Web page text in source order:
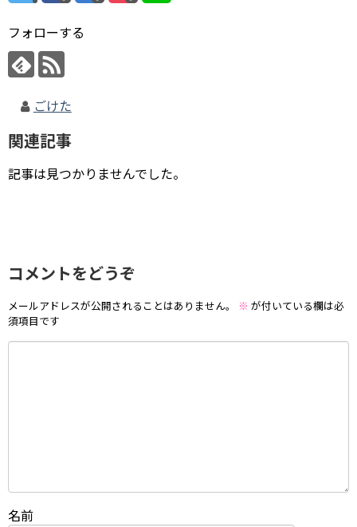
フォローする
ごけた
関連記事
記事は見つかりませんでした。
コメントをどうぞ
メールアドレスが公開されることはありません。 ※ が付いている欄は必
須項目です
名前